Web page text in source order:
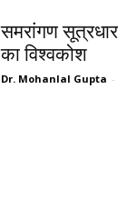
समरांगण
का विश्वकोश
Dr. Mohanlal Gupta -